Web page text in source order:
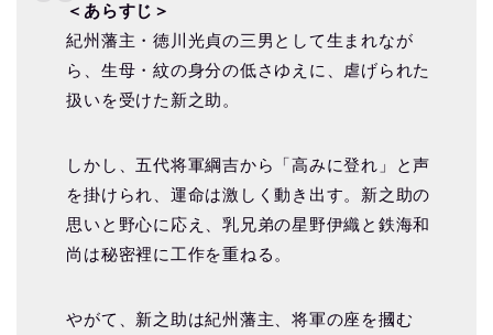
＜あらすじ＞
紀州藩主・徳川光貞の三男として生まれなが
ら、生母・紋の身分の低さゆえに、虐げられた
扱いを受けた新之助。
しかし、五代将軍綱吉から「高みに登れ」と声
を掛けられ、運命は激しく動き出す。新之助の
思いと野心に応え、乳兄弟の星野伊織と鉄海和
尚は秘密裡に工作を重ねる。
やがて、新之助は紀州藩主、将軍の座を摑む